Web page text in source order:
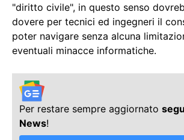
"diritto civile", in questo senso
dovere per tecnici ed ingegneri il
poter navigare senza alcuna
eventuali minacce informatiche.
Per restare sempre aggiornato
News!